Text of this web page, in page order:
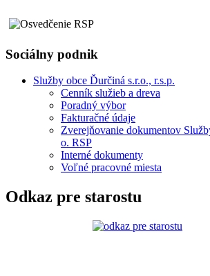
Sociálny podnik
Služby obce Ďurčiná s.r.o., r.s.p.
Cenník služieb a dreva
Poradný výbor
Fakturačné údaje
Zverejňovanie dokumentov
o. RSP
Interné dokumenty
Voľné pracovné miesta
Odkaz pre starostu